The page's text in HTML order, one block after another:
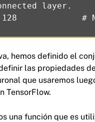
layer.
hemos definido el
las propiedades
que usaremos
TensorFlow.
una función que es